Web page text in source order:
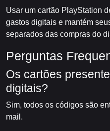
Usar um cartão PlayStation
gastos digitais e mantém
separados das compras do
Perguntas
Os cartões
digitais?
Sim, todos os códigos são
mail.